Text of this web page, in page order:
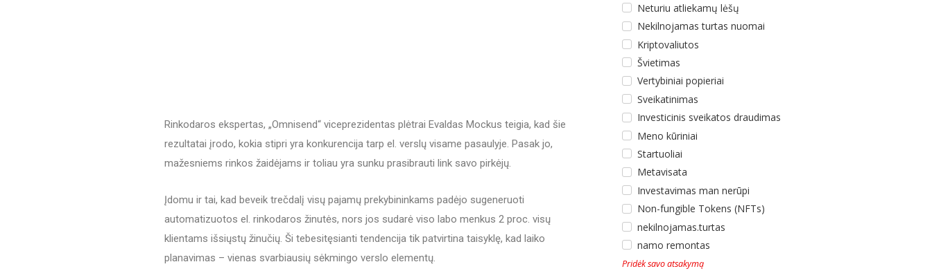
Rinkodaros ekspertas, „Omnisend“ viceprezidentas plėtrai Evaldas Mockus teigia, kad šie
rezultatai įrodo, kokia stipri yra konkurencija tarp el. verslų visame pasaulyje. Pasak jo,
mažesniems rinkos žaidėjams ir toliau yra sunku prasibrauti link savo pirkėjų.
Įdomu ir tai, kad beveik trečdalį visų pajamų prekybininkams padėjo sugeneruoti
automatizuotos el. rinkodaros žinutės, nors jos sudarė viso labo menkus 2 proc. visų
klientams išsiųstų žinučių. Ši tebesitęsianti tendencija tik patvirtina taisyklę, kad laiko
planavimas – vienas svarbiausių sėkmingo verslo elementų.
Neturiu atliekamų lėšų
Nekilnojamas turtas nuomai
Kriptovaliutos
Švietimas
Vertybiniai popieriai
Sveikatinimas
Investicinis sveikatos draudimas
Meno kūriniai
Startuoliai
Metavisata
Investavimas man nerūpi
Non-fungible Tokens (NFTs)
nekilnojamas.turtas
namo remontas
Pridėk savo atsakymą